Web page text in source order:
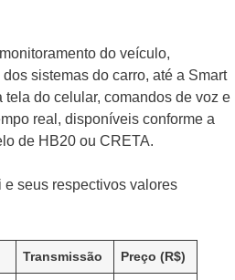
do veículo,
sistemas do carro, até a Smart
do celular, comandos de voz e
real, disponíveis conforme a
de HB20 ou CRETA.
seus respectivos valores
Transmissão Preço (R$)